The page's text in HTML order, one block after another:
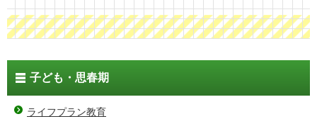
子ども・思春期
ライフプラン教育